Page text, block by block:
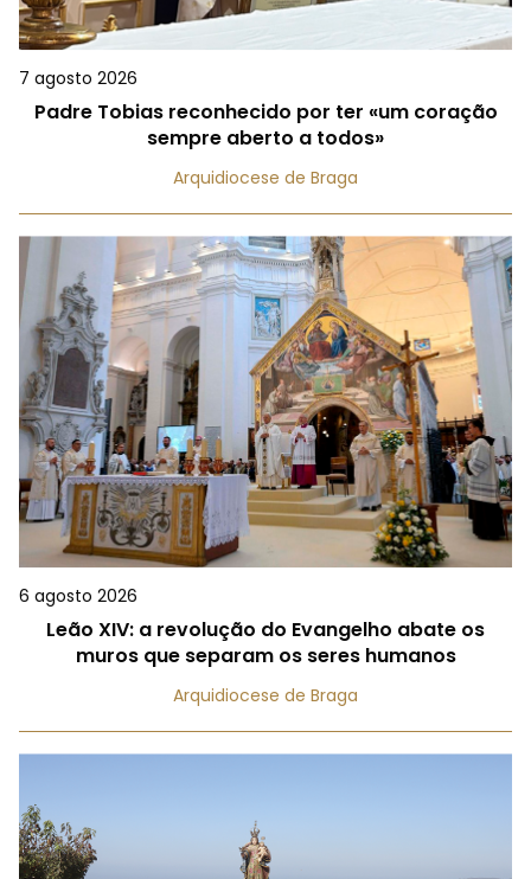
7 agosto 2026
Padre Tobias reconhecido por ter «um coração
sempre aberto a todos»
Arquidiocese de Braga
6 agosto 2026
Leão XIV: a revolução do Evangelho abate os
muros que separam os seres humanos
Arquidiocese de Braga